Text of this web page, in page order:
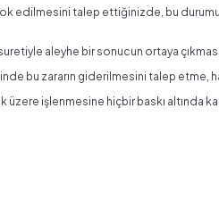
edilmesini talep ettiğinizde, bu
aleyhe bir sonucun ortaya
bu zararın giderilmesini talep etme,
üzere işlenmesine hiçbir baskı